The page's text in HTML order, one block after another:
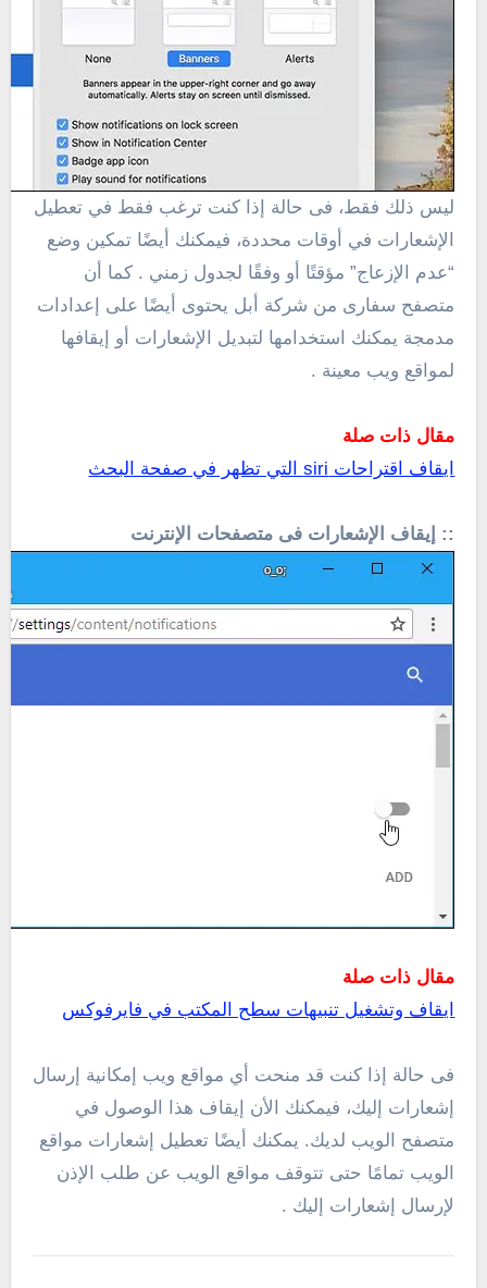
ليس ذلك فقط، فى حالة
إذا كنت ترغب فقط في تعطيل
الإشعارات في أوقات محددة، فيمكنك أيضًا تمكين وضع
“عدم الإزعاج” مؤقتًا أو وفقًا لجدول زمني . كما أن
متصفح سفارى من شركة أبل يحتوى أيضًا على إعدادات
مدمجة يمكنك استخدامها لتبديل الإشعارات أو إيقافها
لمواقع ويب معينة .
مقال ذات صلة
ايقاف اقتراحات siri التي تظهر في صفحة البحث
:: إيقاف الإشعارات فى متصفحات الإنترنت
مقال ذات صلة
ايقاف وتشغيل تنبيهات سطح المكتب في فايرفوكس
فى حالة إذا كنت قد منحت أي مواقع ويب إمكانية إرسال
إشعارات إليك، فيمكنك الأن إيقاف هذا الوصول في
متصفح الويب لديك. يمكنك أيضًا تعطيل إشعارات مواقع
الويب تمامًا حتى تتوقف مواقع الويب عن طلب الإذن
لإرسال إشعارات إليك .